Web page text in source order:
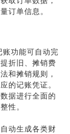
订单信息。
功能可自动完
折旧、摊销费
和摊销规则，
的记账凭证。
据进行全面的
性。
动生成各类财